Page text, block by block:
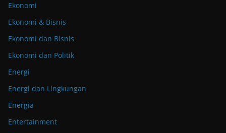
Ekonomi
Ekonomi & Bisnis
Ekonomi dan Bisnis
Ekonomi dan Politik
Energi
Energi dan Lingkungan
Energia
Entertainment